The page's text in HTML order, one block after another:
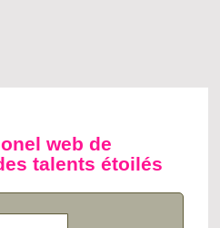
web de
talents étoilés